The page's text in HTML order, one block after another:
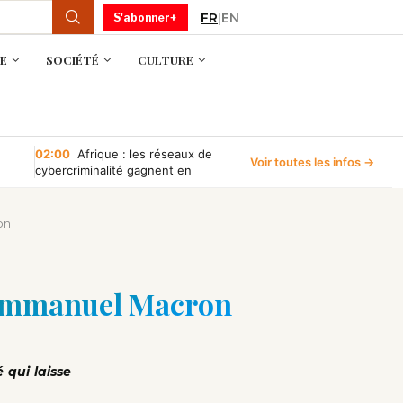
S'abonner+ FR|EN
SOCIÉTÉ CULTURE
02:00 Afrique : les réseaux de
cybercriminalité gagnent en
Voir toutes les infos →
Macron
qui laisse